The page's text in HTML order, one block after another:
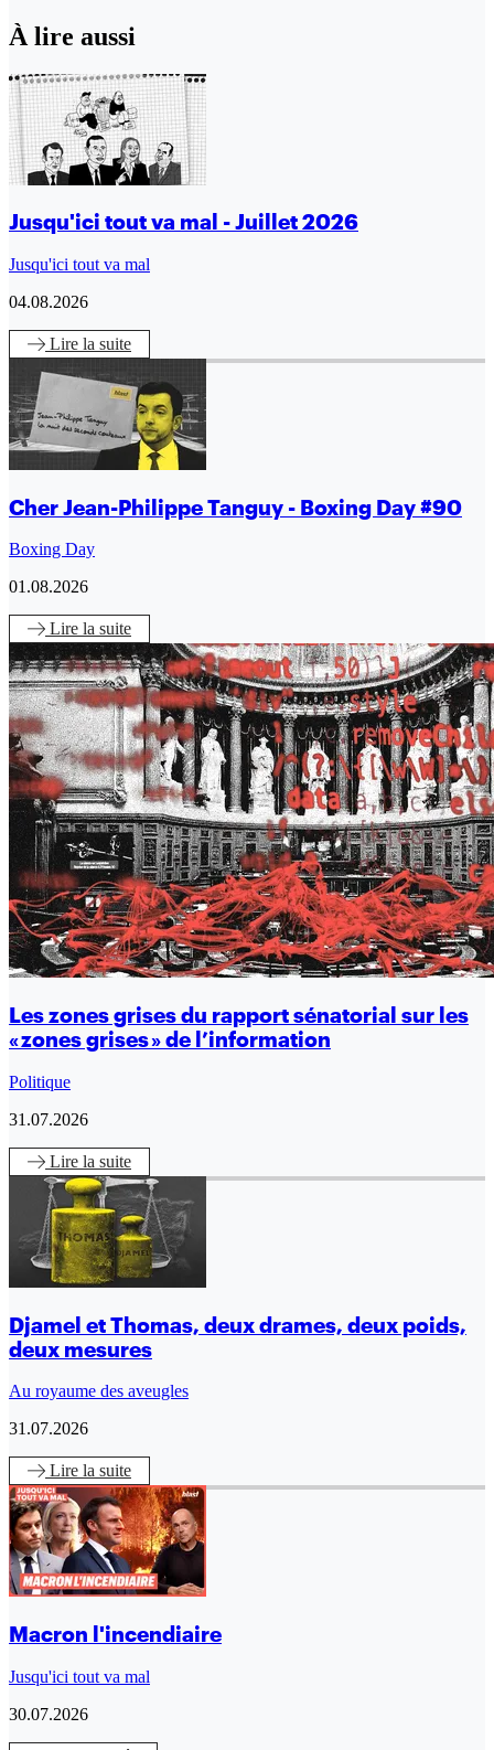
À lire aussi
Jusqu'ici tout va mal - Juillet 2026
Jusqu'ici tout va mal
04.08.2026
Lire la suite
Cher Jean-Philippe Tanguy - Boxing Day #90
Boxing Day
01.08.2026
Lire la suite
Les zones grises du rapport sénatorial sur les
« zones grises » de l’information
Politique
31.07.2026
Lire la suite
Djamel et Thomas, deux drames, deux poids,
deux mesures
Au royaume des aveugles
31.07.2026
Lire la suite
Macron l'incendiaire
Jusqu'ici tout va mal
30.07.2026